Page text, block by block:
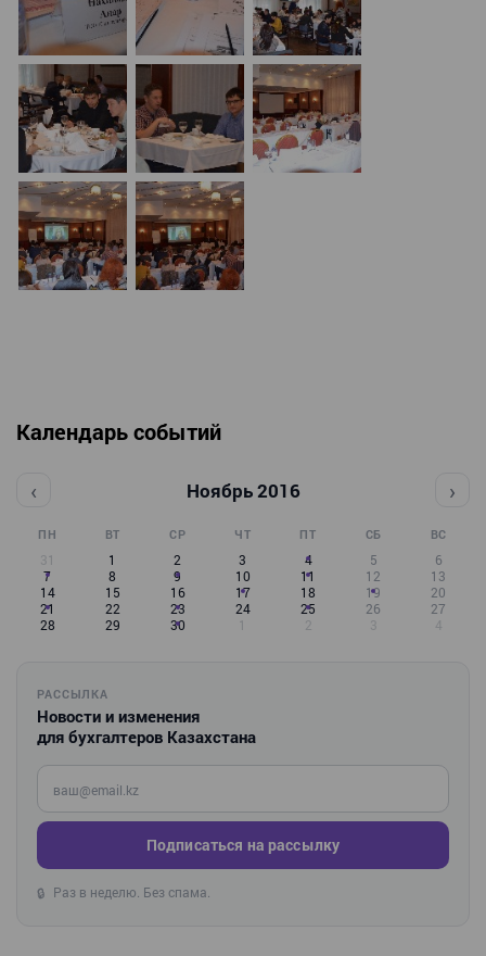
Календарь событий
‹ Ноябрь 2016 ›
ПН ВТ СР ЧТ ПТ СБ ВС
31 1 2 3 4 5
6
7
8 9 10 11 12
13
14
15 16 17 18 19
20
21
22 23 24 25 26
27
28
29 30 1 2 3 4
РАССЫЛКА
Новости и изменения
для бухгалтеров Казахстана
Введите ваш e-mail
Подписаться на рассылку
🔒 Раз в неделю. Без спама.